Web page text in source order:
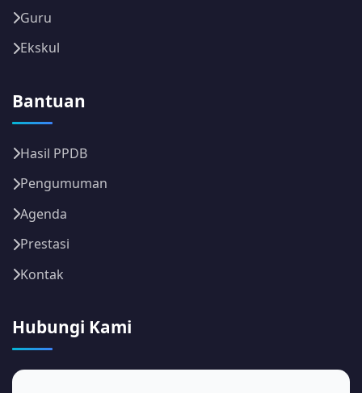
Guru
Ekskul
Bantuan
Hasil PPDB
Pengumuman
Agenda
Prestasi
Kontak
Hubungi Kami